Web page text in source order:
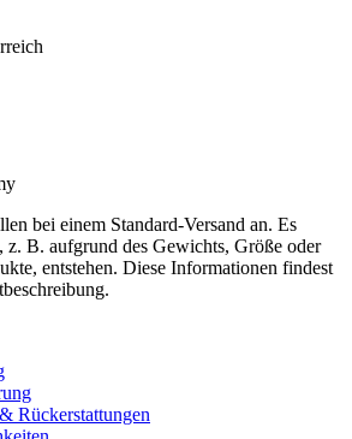
bei einem Standard-Versand an. Es
z. B. aufgrund des Gewichts, Größe oder
entstehen. Diese Informationen findest
Rückerstattungen